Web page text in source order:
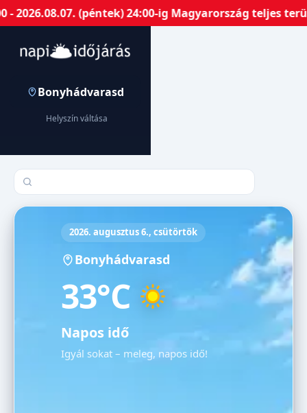
(péntek) 24:00-ig Magyarország teljes
Bonyhádvarasd
Helyszín váltása
Település keresése
2026. augusztus 6., csütörtök
Bonyhádvarasd
33°C
Napos idő
Igyál sokat – meleg, napos idő!